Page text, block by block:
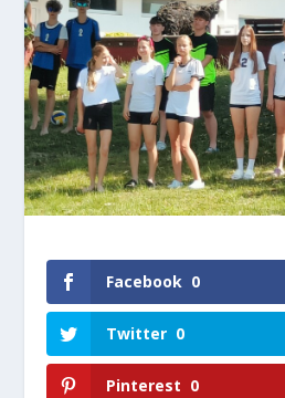
Facebook 0
Twitter 0
Pinterest 0